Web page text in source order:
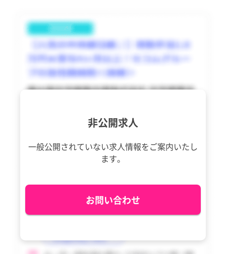
徳島県
香川県
愛媛県
宮崎県
鹿児島県
清瀬市
東久留米市
多摩市
稲城市
西東京市
日の出町
非公開求人
一般公開されていない求人情報をご案内いたし
ます。
お問い合わせ
徳島県
香川県
愛媛県
宮崎県
鹿児島県
清瀬市
東久留米市
多摩市
稲城市
西東京市
日の出町